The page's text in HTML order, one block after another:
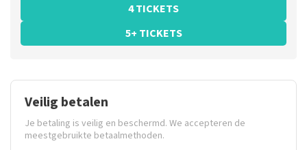
4 TICKETS
5+ TICKETS
Veilig betalen
Je betaling is veilig en beschermd. We accepteren de
meestgebruikte betaalmethoden.